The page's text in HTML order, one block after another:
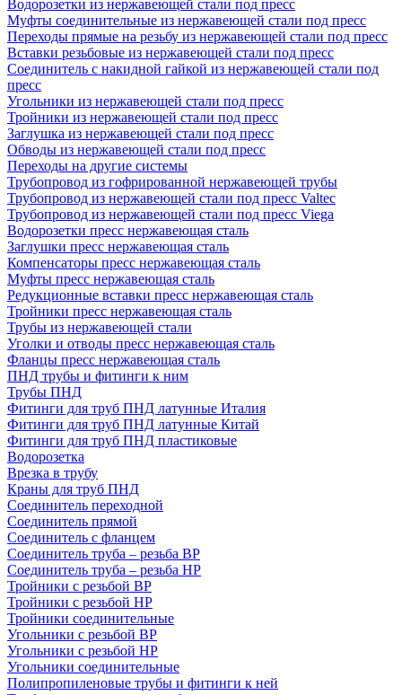
Водорозетки из нержавеющей стали под пресс
Муфты соединительные из нержавеющей стали под пресс
Переходы прямые на резьбу из нержавеющей стали под пресс
Вставки резьбовые из нержавеющей стали под пресс
Соединитель с накидной гайкой из нержавеющей стали под
пресс
Угольники из нержавеющей стали под пресс
Тройники из нержавеющей стали под пресс
Заглушка из нержавеющей стали под пресс
Обводы из нержавеющей стали под пресс
Переходы на другие системы
Трубопровод из гофрированной нержавеющей трубы
Трубопровод из нержавеющей стали под пресс Valtec
Трубопровод из нержавеющей стали под пресс Viega
Водорозетки пресс нержавеющая сталь
Заглушки пресс нержавеющая сталь
Компенсаторы пресс нержавеющая сталь
Муфты пресс нержавеющая сталь
Редукционные вставки пресс нержавеющая сталь
Тройники пресс нержавеющая сталь
Трубы из нержавеющей стали
Уголки и отводы пресс нержавеющая сталь
Фланцы пресс нержавеющая сталь
ПНД трубы и фитинги к ним
Трубы ПНД
Фитинги для труб ПНД латунные Италия
Фитинги для труб ПНД латунные Китай
Фитинги для труб ПНД пластиковые
Водорозетка
Врезка в трубу
Краны для труб ПНД
Соединитель переходной
Соединитель прямой
Соединитель с фланцем
Соединитель труба – резьба ВР
Соединитель труба – резьба НР
Тройники с резьбой ВР
Тройники с резьбой НР
Тройники соединительные
Угольники с резьбой ВР
Угольники с резьбой НР
Угольники соединительные
Полипропиленовые трубы и фитинги к ней